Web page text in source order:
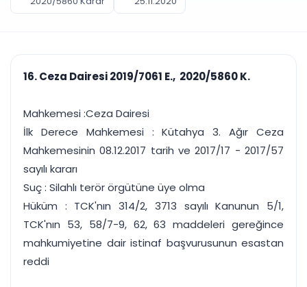
Pano ve Takip
Duruşma ve görev
takvimi
Bildirim
takibi
Tek panelde uçtan uca yönetim
UYAP & UETS entegrasyonundan finansa, hepsi bir arada.
Tüm özellikleri inceleyin
16. Ceza Dairesi 2019/7061 E., 2020/5860 K.
Mahkemesi :Ceza Dairesi
İlk Derece Mahkemesi : Kütahya 3. Ağır Ceza
Mahkemesinin 08.12.2017 tarih ve 2017/17 - 2017/57
sayılı kararı
Suç : Silahlı terör örgütüne üye olma
Hüküm : TCK'nın 314/2, 3713 sayılı Kanunun 5/1,
TCK'nın 53, 58/7-9, 62, 63 maddeleri gereğince
mahkumiyetine dair istinaf başvurusunun esastan
reddi